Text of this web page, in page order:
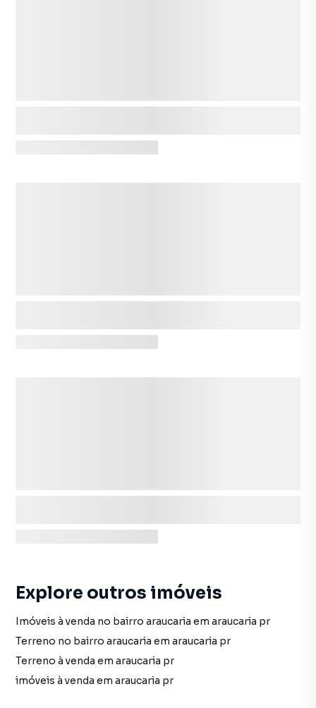
Explore outros imóveis
Imóveis à venda no bairro araucaria em araucaria pr
Terreno no bairro araucaria em araucaria pr
Terreno à venda em araucaria pr
imóveis à venda em araucaria pr